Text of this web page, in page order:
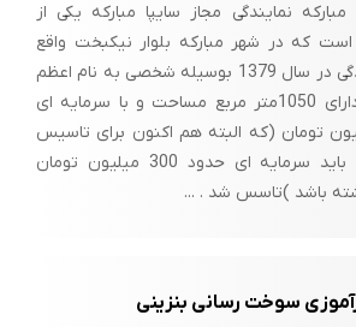
با باز کردن دو پیچ آنرا در آورده و زنجیر را
دنده سر میل لنگ بوسیله خار ، خیلی محکم
گرفته و رد آوردن آن ضروری نیست .
میچر خانند تا کارتر روغن رو سمت بالا قرار
را سفت کرده و پپچ های اطراف کارتر (
کارتر قرار گرفته و بوسیله دو پیچ به بلوک
موتور بسته شده است که با باز کردن پیچ ها ،15- اویل پمپ از
مبارکه نمایندگی مجاز سایپا مبارکه یکی از
است که در شهر مبارکه بلوار نیکبخت واقع
شده است این نمایندگی در سال 1379 بوسیله شخصی به نام اعظم
پناه تاسیس شد و دارای 1050متر مربع مساحت و با سرمایه ای
حدود 200 میلیون تومان (که البته هم اکنون برای تاسیس
نمایندگی مجاز سایپا باید سرمایه ای حدود 300 میلیون تومان
باشد )تاسس شد . ...
سوخت رسانی بنزینی